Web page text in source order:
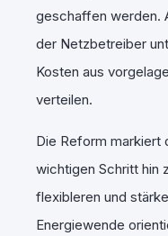
geschaffen werden.
der Netzbetreiber
Kosten aus
verteilen.
Die Reform markiert
wichtigen Schritt hin
flexibleren und
Energiewende